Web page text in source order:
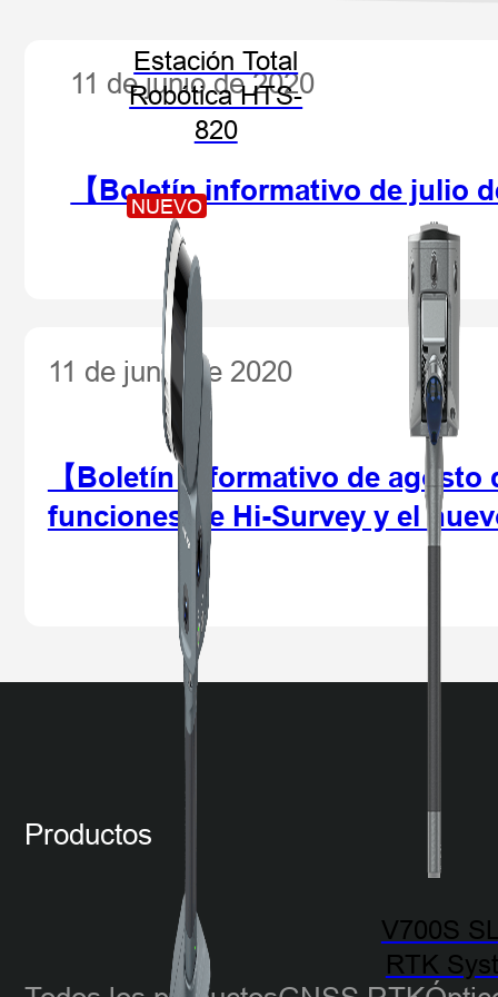
Estación Total
Robótica HTS-
820
NUEVO
V700S
RTK
11 de junio de 2020
【Boletín informativo de julio
11 de junio de 2020
【Boletín informativo de
funciones de Hi-Survey y el
Productos